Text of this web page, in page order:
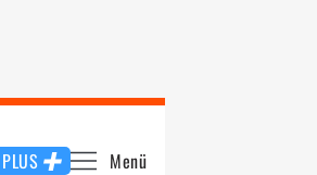
PLUS Menü